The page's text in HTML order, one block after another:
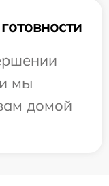
мы
домой